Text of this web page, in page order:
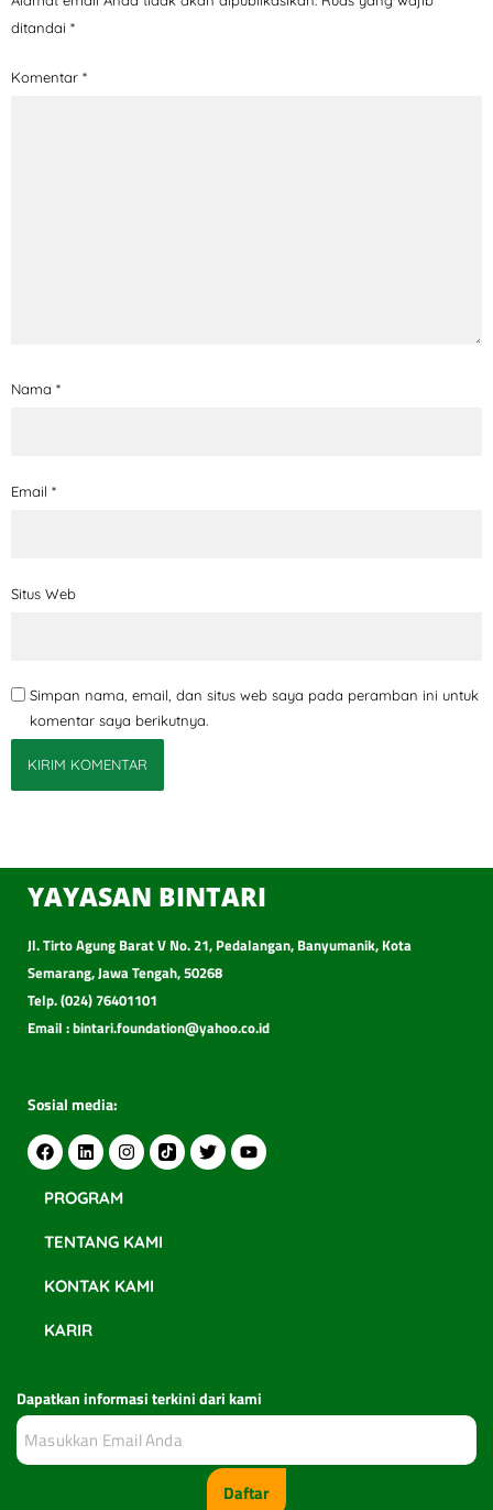
ditandai *
Komentar *
Nama *
Email *
Situs Web
Simpan nama, email, dan situs web saya pada peramban ini untuk
komentar saya berikutnya.
YAYASAN BINTARI
Jl. Tirto Agung Barat V No. 21, Pedalangan, Banyumanik, Kota
Semarang, Jawa Tengah, 50268
Telp. (024) 76401101
Email : bintari.foundation@yahoo.co.id
Sosial media:
PROGRAM
TENTANG KAMI
KONTAK KAMI
KARIR
Dapatkan informasi terkini dari kami
Daftar